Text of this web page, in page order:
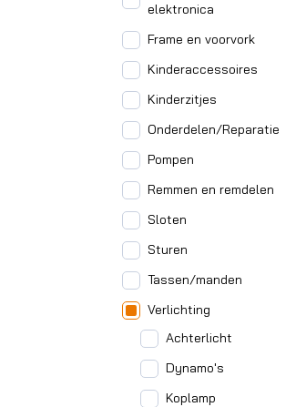
elektronica
Frame en voorvork
Kinderaccessoires
Kinderzitjes
Onderdelen/Reparatie
Pompen
Remmen en remdelen
Sloten
Sturen
Tassen/manden
Verlichting
Achterlicht
Dynamo's
Koplamp